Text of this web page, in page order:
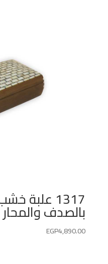
1317
بالصدف
EGP4,890.00